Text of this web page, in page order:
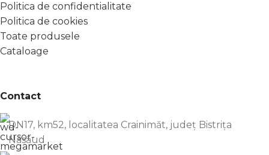
Politica de confidentialitate
Politica de cookies
Toate produsele
Cataloage
Contact
DN17, km52, localitatea Crainimăt, județ Bistrița
Năsăud